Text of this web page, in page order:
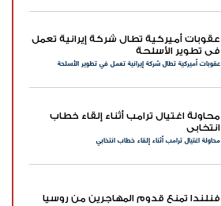
عقوبات أميركية تطال شركة إيرانية تعمل
في تطوير الأسلحة
عقوبات أميركية تطال شركة إيرانية تعمل في تطوير الأسلحة
محاولة اغتيال ترامب أثناء إلقاء خطاب
انتخابي
محاولة اغتيال ترامب أثناء إلقاء خطاب انتخابي
فنلندا تمنع قدوم المهاجرين من روسيا